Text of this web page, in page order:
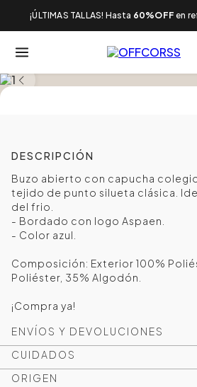
¡ÚLTIMAS TALLAS! Hasta 60%OFF en
DESCRIPCIÓN
Buzo abierto con capucha
tejido de punto silueta clásica.
del frio.
- Bordado con logo Aspaen.
- Color azul.
Composición: Exterior 100%
Poliéster, 35% Algodón.
¡Compra ya!
ENVÍOS Y DEVOLUCIONES
CUIDADOS
ORIGEN